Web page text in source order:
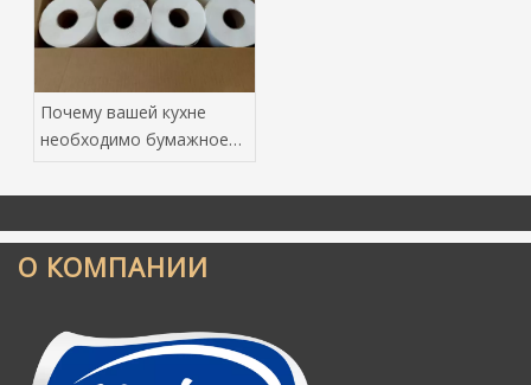
Почему вашей кухне
необходимо бумажное
тягой, изготовленное из
массы
О КОМПАНИИ